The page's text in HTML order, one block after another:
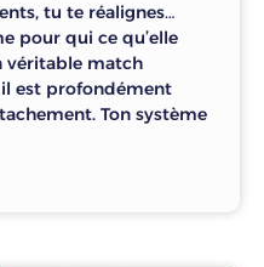
tu te réalignes…
pour qui ce qu’elle
véritable match
est profondément
Ton système